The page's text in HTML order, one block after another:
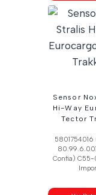
Sensor
Hi-Way
Tector
5801754016
Confia)